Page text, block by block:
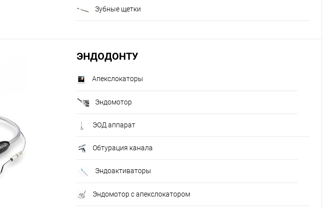
Зубные щетки
ЭНДОДОНТУ
Апекслокаторы
Эндомотор
ЭОД аппарат
Обтурация канала
Эндоактиваторы
Эндомотор с апекслокатором